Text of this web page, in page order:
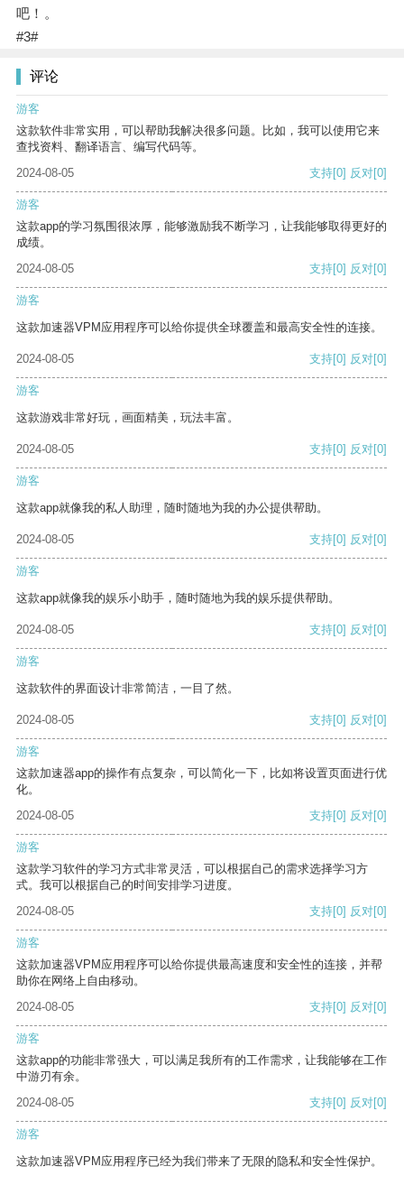
吧！。
#3#
评论
游客
这款软件非常实用，可以帮助我解决很多问题。比如，我可以使用它来
查找资料、翻译语言、编写代码等。
2024-08-05
支持[0] 反对[0]
游客
这款app的学习氛围很浓厚，能够激励我不断学习，让我能够取得更好的
成绩。
2024-08-05
支持[0] 反对[0]
游客
这款加速器VPM应用程序可以给你提供全球覆盖和最高安全性的连接。
2024-08-05 支持[0] 反对[0]
游客
这款游戏非常好玩，画面精美，玩法丰富。
2024-08-05 支持[0] 反对[0]
游客
这款app就像我的私人助理，随时随地为我的办公提供帮助。
2024-08-05 支持[0] 反对[0]
游客
这款app就像我的娱乐小助手，随时随地为我的娱乐提供帮助。
2024-08-05 支持[0] 反对[0]
游客
这款软件的界面设计非常简洁，一目了然。
2024-08-05 支持[0] 反对[0]
游客
这款加速器app的操作有点复杂，可以简化一下，比如将设置页面进行优
化。
2024-08-05
支持[0] 反对[0]
游客
这款学习软件的学习方式非常灵活，可以根据自己的需求选择学习方
式。我可以根据自己的时间安排学习进度。
2024-08-05
支持[0] 反对[0]
游客
这款加速器VPM应用程序可以给你提供最高速度和安全性的连接，并帮
助你在网络上自由移动。
2024-08-05
支持[0] 反对[0]
游客
这款app的功能非常强大，可以满足我所有的工作需求，让我能够在工作
中游刃有余。
2024-08-05
支持[0] 反对[0]
游客
这款加速器VPM应用程序已经为我们带来了无限的隐私和安全性保护。